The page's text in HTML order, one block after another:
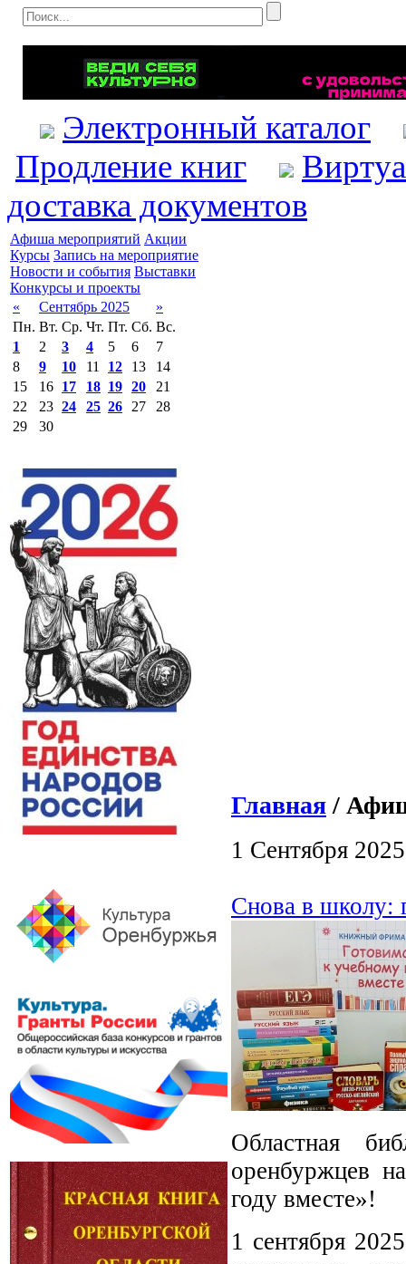
Электронный каталог
Продление книг
доставка документов
Афиша мероприятий Акции
Курсы Запись на мероприятие
Новости и события Выставки
Конкурсы и проекты
«
Сентябрь 2025
»
Пн. Вт. Ср. Чт. Пт. Сб. Вс.
1
2 3 4 5 6
7
8
9 10 11 12 13
14
15
16 17 18 19 20
21
22
23 24 25 26 27
28
29
30
Главная /
1 Сентября 2025
Снова в школу:
Областная
оренбуржцев
году вместе»!
1 сентября